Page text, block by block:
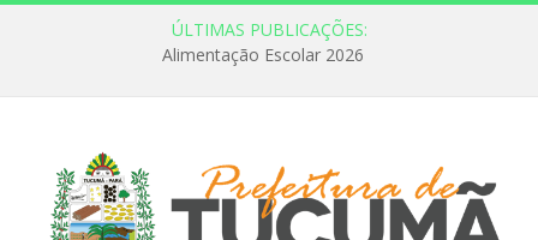
ÚLTIMAS PUBLICAÇÕES: